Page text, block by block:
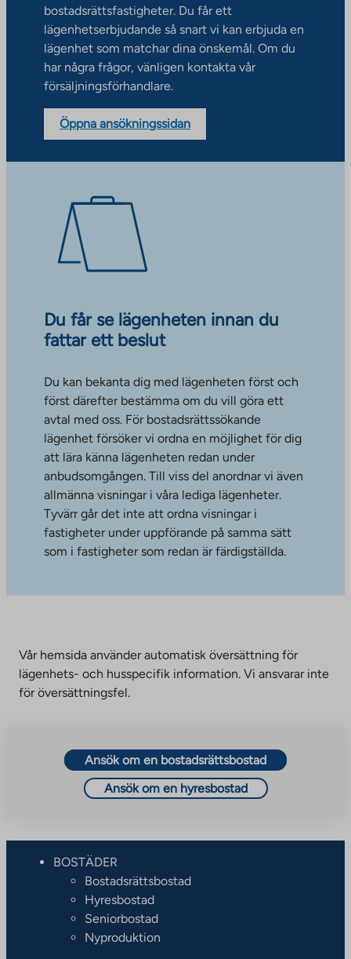
bostadsrättsfastigheter. Du får ett
lägenhetserbjudande så snart vi kan erbjuda en
lägenhet som matchar dina önskemål. Om du
har några frågor, vänligen kontakta vår
försäljningsförhandlare.
Öppna ansökningssidan
Du får se lägenheten innan du
fattar ett beslut
Du kan bekanta dig med lägenheten först och
först därefter bestämma om du vill göra ett
avtal med oss. För bostadsrättssökande
lägenhet försöker vi ordna en möjlighet för dig
att lära känna lägenheten redan under
anbudsomgången. Till viss del anordnar vi även
allmänna visningar i våra lediga lägenheter.
Tyvärr går det inte att ordna visningar i
fastigheter under uppförande på samma sätt
som i fastigheter som redan är färdigställda.
Vår hemsida använder automatisk översättning för
lägenhets- och husspecifik information. Vi ansvarar inte
för översättningsfel.
Ansök om en bostadsrättsbostad
Ansök om en hyresbostad
BOSTÄDER
Bostadsrättsbostad
Hyresbostad
Seniorbostad
Nyproduktion